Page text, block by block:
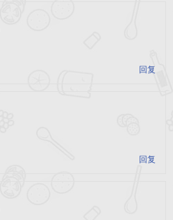
回复
回复